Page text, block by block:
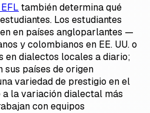
también determina qué
Los estudiantes
en países angloparlantes —
y colombianos en EE. UU. o
en dialectos locales a diario;
sus países de origen
variedad de prestigio en el
a la variación dialectal más
con equipos